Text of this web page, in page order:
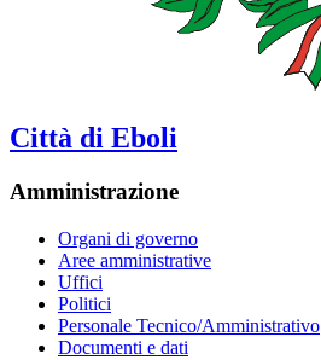
Città di Eboli
Amministrazione
Organi di governo
Aree amministrative
Uffici
Politici
Personale Tecnico/Amministrativo
Documenti e dati